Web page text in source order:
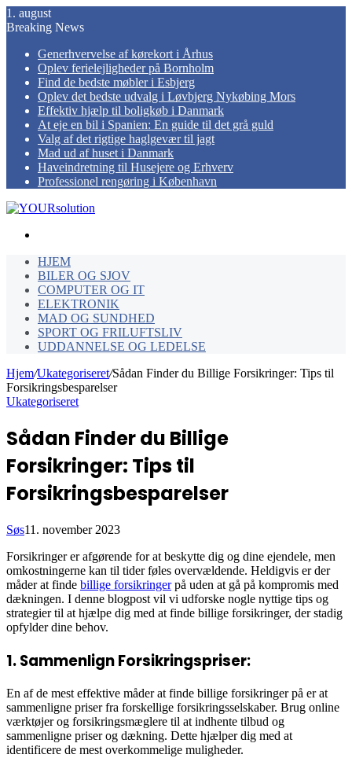
1. august
Breaking News
Generhvervelse af kørekort i Århus
Oplev ferielejligheder på Bornholm
Find de bedste møbler i Esbjerg
Oplev det bedste udvalg i Løvbjerg Nykøbing Mors
Effektiv hjælp til boligkøb i Danmark
At eje en bil i Spanien: En guide til det grå guld
Valg af det rigtige haglgevær til jagt
Mad ud af huset i Danmark
Haveindretning til Husejere og Erhverv
Professionel rengøring i København
HJEM
BILER OG SJOV
COMPUTER OG IT
ELEKTRONIK
MAD OG SUNDHED
SPORT OG FRILUFTSLIV
UDDANNELSE OG LEDELSE
Hjem/Ukategoriseret/Sådan Finder du Billige Forsikringer: Tips til
Forsikringsbesparelser
Ukategoriseret
Sådan Finder du Billige
Forsikringer: Tips til
Forsikringsbesparelser
Søs11. november 2023
Forsikringer er afgørende for at beskytte dig og dine ejendele, men
omkostningerne kan til tider føles overvældende. Heldigvis er der
måder at finde billige forsikringerpå uden at gå på kompromis med
dækningen. I denne blogpost vil vi udforske nogle nyttige tips og
strategier til at hjælpe dig med at finde billige forsikringer, der stadig
opfylder dine behov.
1. Sammenlign Forsikringspriser:
En af de mest effektive måder at finde billige forsikringer på er at
sammenligne priser fra forskellige forsikringsselskaber. Brug online
værktøjer og forsikringsmæglere til at indhente tilbud og
sammenligne priser og dækning. Dette hjælper dig med at
identificere de mest overkommelige muligheder.